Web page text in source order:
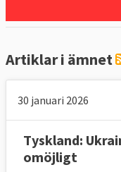
Artiklar i ämnet
30 januari 2026
Tyskland:
omöjligt